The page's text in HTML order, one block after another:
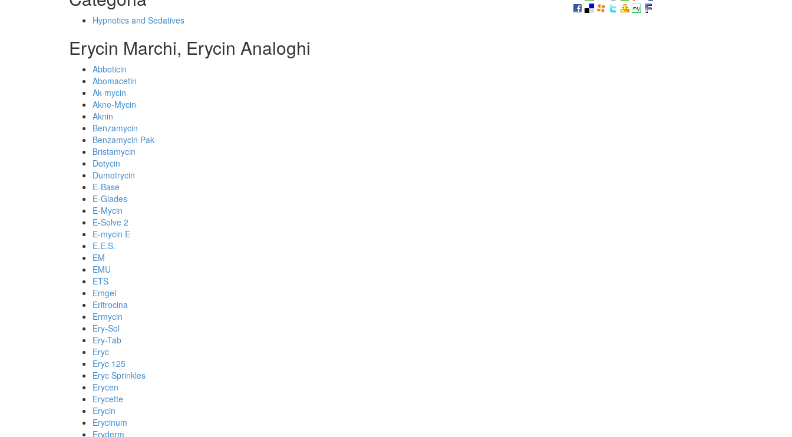
Hypnotics and Sedatives
Erycin Marchi, Erycin Analoghi
Abboticin
Abomacetin
Ak-mycin
Akne-Mycin
Aknin
Benzamycin
Benzamycin Pak
Bristamycin
Dotycin
Dumotrycin
E-Base
E-Glades
E-Mycin
E-Solve 2
E-mycin E
E.E.S.
EM
EMU
ETS
Emgel
Eritrocina
Ermycin
Ery-Sol
Ery-Tab
Eryc
Eryc 125
Eryc Sprinkles
Erycen
Erycette
Erycin
Erycinum
Eryderm